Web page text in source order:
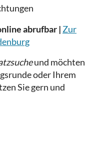
abrufbar | Zur
und möchten
oder Ihrem
Sie gern und